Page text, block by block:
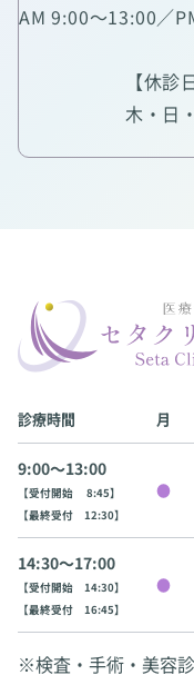
AM 9:00～13:00／
【休診
木・日
診療時間 月
9:00〜13:00
【受付開始 8:45】
【最終受付 12:30】
14:30〜17:00
【受付開始 14:30】
【最終受付 16:45】
※検査・手術・美容